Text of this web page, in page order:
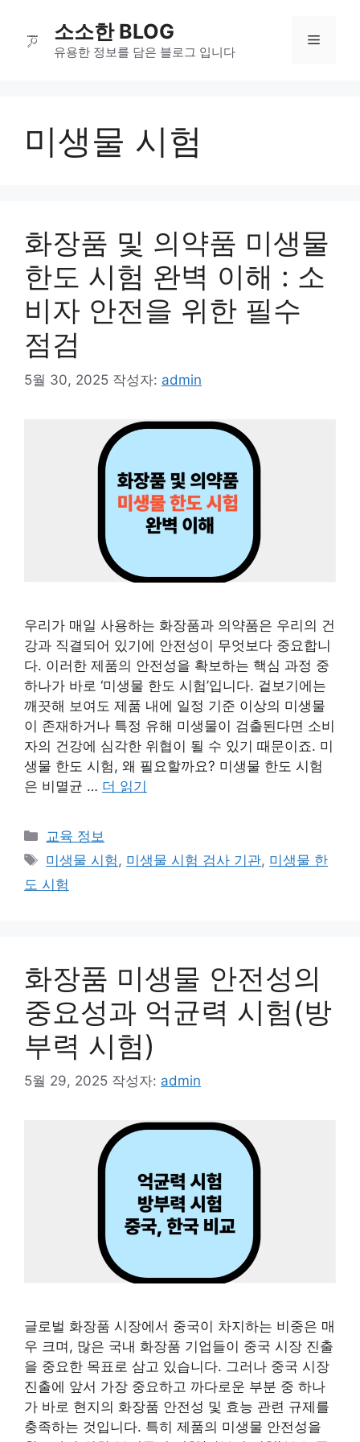
소소한 BLOG
유용한 정보를 담은 블로그 입니다
메
미생물 시험
화장품 및 의약품 미생물
한도 시험 완벽 이해 : 소
비자 안전을 위한 필수
점검
5월 30, 2025 작성자: admin
우리가 매일 사용하는 화장품과 의약품은 우리의 건
강과 직결되어 있기에 안전성이 무엇보다 중요합니
다. 이러한 제품의 안전성을 확보하는 핵심 과정 중
하나가 바로 ‘미생물 한도 시험’입니다. 겉보기에는
깨끗해 보여도 제품 내에 일정 기준 이상의 미생물
이 존재하거나 특정 유해 미생물이 검출된다면 소비
자의 건강에 심각한 위협이 될 수 있기 때문이죠. 미
생물 한도 시험, 왜 필요할까요? 미생물 한도 시험
은 비멸균 … 더 읽기
카
테
고
리
교육 정보
태
그
미생물 시험 , 미생물 시험 검사 기관, 미생물 한
도 시험
화장품 미생물 안전성의
중요성과 억균력 시험(방
부력 시험)
5월 29, 2025 작성자: admin
글로벌 화장품 시장에서 중국이 차지하는 비중은 매
우 크며, 많은 국내 화장품 기업들이 중국 시장 진출
을 중요한 목표로 삼고 있습니다. 그러나 중국 시장
진출에 앞서 가장 중요하고 까다로운 부분 중 하나
가 바로 현지의 화장품 안전성 및 효능 관련 규제를
충족하는 것입니다. 특히 제품의 미생물 안전성을